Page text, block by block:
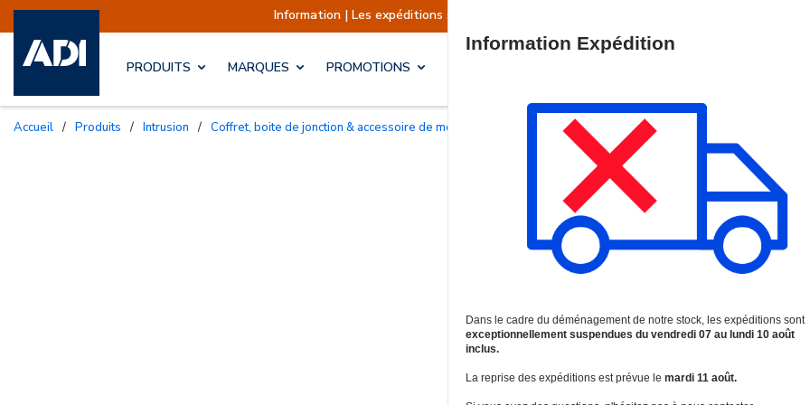
Information | Les expéditions sont actuellement suspendues Reprise prévue le
PRODUITS MARQUES PROMOTIONS
Accueil / Produits / Intrusion / Coffret, boite de jonction & accessoire de montage